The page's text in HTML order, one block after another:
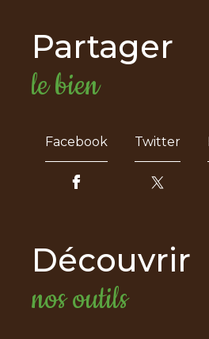
partager
le bien
Facebook Twitter
découvrir
nos outils